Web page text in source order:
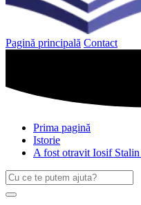
Pagină principală Contact
Prima pagină
Istorie
A fost otravit Iosif
Caută
după:
Search